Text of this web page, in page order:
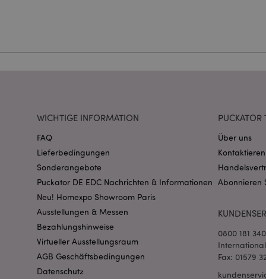
WICHTIGE INFORMATION
FAQ
Lieferbedingungen
Sonderangebote
Puckator DE EDC Nachrichten & Informationen
Neu! Homexpo Showroom Paris
Ausstellungen & Messen
Bezahlungshinweise
Virtueller Ausstellungsraum
AGB Geschäftsbedingungen
Datenschutz
PUCKATOR
Über uns
Abonnieren
0800 181
Fax: 01579
invalidation
PHPSESSID
mage-messages